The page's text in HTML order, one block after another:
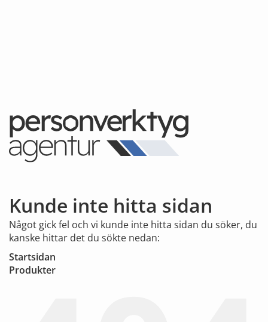
Kunde inte hitta sidan
Något gick fel och vi kunde inte hitta sidan du söker, du
kanske hittar det du sökte nedan:
Startsidan
Produkter